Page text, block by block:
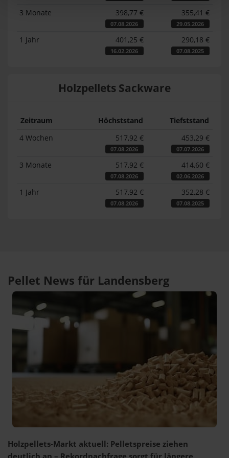
3 Monate 398,77 €
07.08.2026
355,41 €
29.05.2026
1 Jahr 401,25 €
16.02.2026
290,18 €
07.08.2025
Holzpellets Sackware
Zeitraum Höchststand
Tiefststand
4 Wochen
517,92 €
07.08.2026
453,29 €
07.07.2026
3 Monate 517,92 €
07.08.2026
414,60 €
02.06.2026
1 Jahr 517,92 €
07.08.2026
352,28 €
07.08.2025
Pellet News für Landensberg
Holzpellets-Markt aktuell: Pelletspreise ziehen